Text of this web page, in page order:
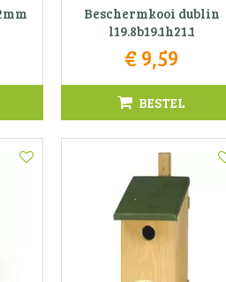
Beschermkooi dublin
l19.8b19.1h21.1
€ 9,59
BESTEL